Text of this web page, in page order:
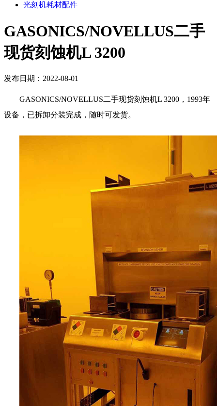
光刻机耗材配件
GASONICS/NOVELLUS二手
现货刻蚀机L 3200
发布日期：2022-08-01
GASONICS/NOVELLUS二手现货刻蚀机L 3200，1993年
设备，已拆卸分装完成，随时可发货。